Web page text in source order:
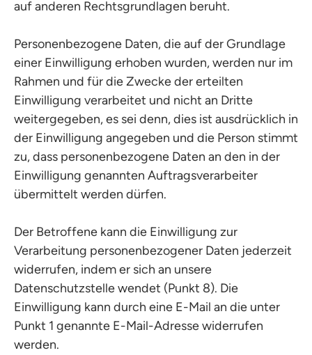
auf anderen Rechtsgrundlagen beruht.
Personenbezogene Daten, die auf der Grundlage
einer Einwilligung erhoben wurden, werden nur im
Rahmen und für die Zwecke der erteilten
Einwilligung verarbeitet und nicht an Dritte
weitergegeben, es sei denn, dies ist ausdrücklich in
der Einwilligung angegeben und die Person stimmt
zu, dass personenbezogene Daten an den in der
Einwilligung genannten Auftragsverarbeiter
übermittelt werden dürfen.
Der Betroffene kann die Einwilligung zur
Verarbeitung personenbezogener Daten jederzeit
widerrufen, indem er sich an unsere
Datenschutzstelle wendet (Punkt 8). Die
Einwilligung kann durch eine E-Mail an die unter
Punkt 1 genannte E-Mail-Adresse widerrufen
werden.